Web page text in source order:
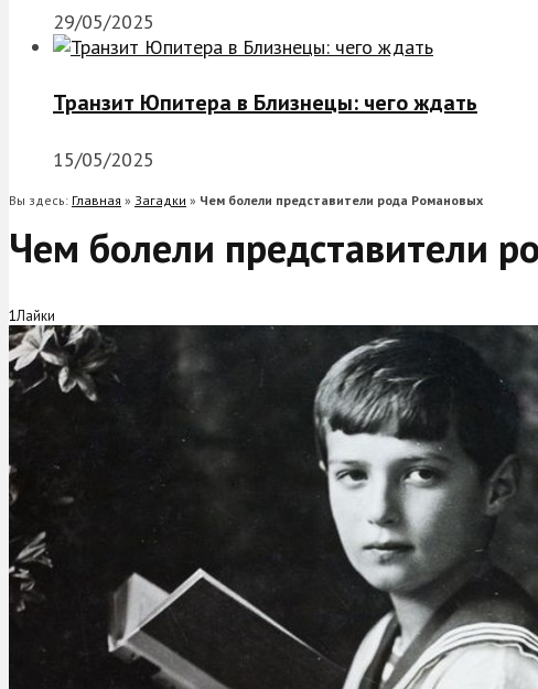
29/05/2025
Транзит Юпитера в Близнецы: чего ждать
15/05/2025
Вы здесь: Главная » Загадки » Чем болели представители рода Романовых
Чем болели представители
1Лайки